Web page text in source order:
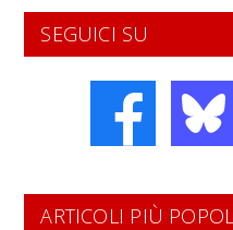
SEGUICI SU
ARTICOLI PIÙ